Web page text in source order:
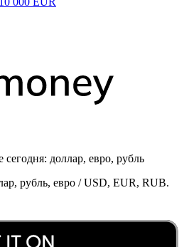
доллар, евро, рубль
рубль, евро / USD, EUR, RUB.